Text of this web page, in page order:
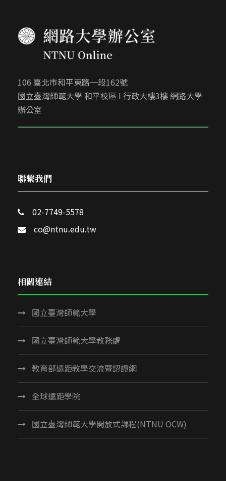
106 臺北市和平東路一段162號
國立臺灣師範大學 和平校區 I 行政大樓3樓 網路大學
辦公室
聯繫我們
02-7749-5578
co@ntnu.edu.tw
相關連結
國立臺灣師範大學
國立臺灣師範大學教務處
教育部遠距教學交流暨認證網
全球遠距學院
國立臺灣師範大學開放式課程(NTNU OCW)